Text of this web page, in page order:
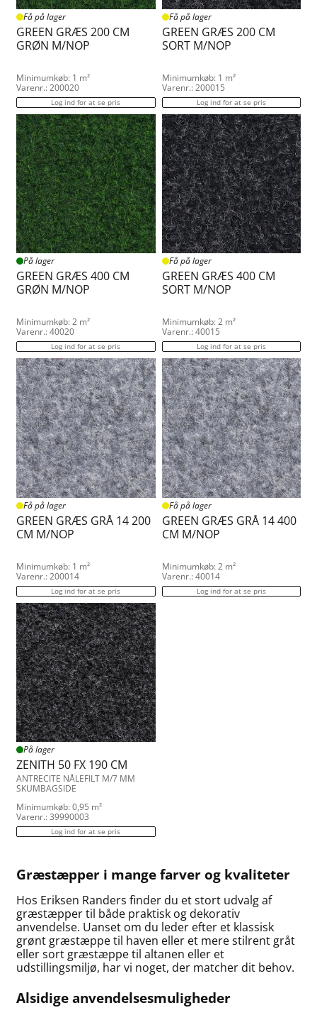
Få på lager
GREEN GRÆS 200 CM
GRØN M/NOP
Minimumkøb: 1 m²
Varenr.: 200020
Log ind for at se pris
Få på lager
GREEN GRÆS 200 CM
SORT M/NOP
Minimumkøb: 1 m²
Varenr.: 200015
Log ind for at se pris
På lager
GREEN GRÆS 400 CM
GRØN M/NOP
Minimumkøb: 2 m²
Varenr.: 40020
Log ind for at se pris
Få på lager
GREEN GRÆS 400 CM
SORT M/NOP
Minimumkøb: 2 m²
Varenr.: 40015
Log ind for at se pris
Få på lager
GREEN GRÆS GRÅ 14 200
CM M/NOP
Minimumkøb: 1 m²
Varenr.: 200014
Log ind for at se pris
Få på lager
GREEN GRÆS GRÅ 14 400
CM M/NOP
Minimumkøb: 2 m²
Varenr.: 40014
Log ind for at se pris
På lager
ZENITH 50 FX 190 CM
ANTRECITE NÅLEFILT M/7 MM
SKUMBAGSIDE
Minimumkøb: 0,95 m²
Varenr.: 39990003
Log ind for at se pris
Græstæpper i mange farver og kvaliteter
Hos Eriksen Randers finder du et stort udvalg af
græstæpper til både praktisk og dekorativ
anvendelse. Uanset om du leder efter et klassisk
grønt græstæppe til haven eller et mere stilrent gråt
eller sort græstæppe til altanen eller et
udstillingsmiljø, har vi noget, der matcher dit behov.
Alsidige anvendelsesmuligheder